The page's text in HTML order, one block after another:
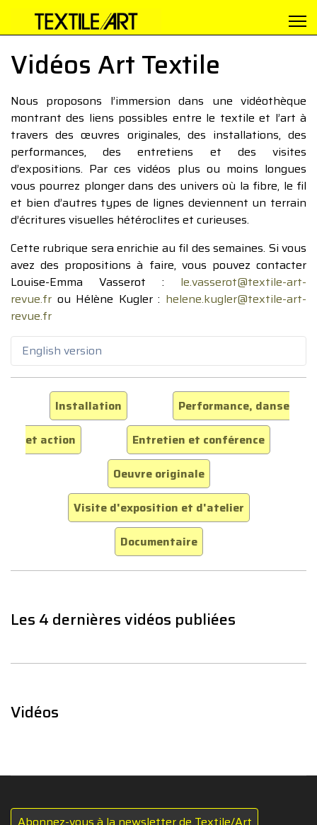
Vidéos Art Textile
Nous proposons l’immersion dans une vidéothèque
montrant des liens possibles entre le textile et l’art à
travers des œuvres originales, des installations, des
performances, des entretiens et des visites
d’expositions. Par ces vidéos plus ou moins longues
vous pourrez plonger dans des univers où la fibre, le fil
et bien d’autres types de lignes deviennent un terrain
d’écritures visuelles hétéroclites et curieuses.
Cette rubrique sera enrichie au fil des semaines. Si vous
avez des propositions à faire, vous pouvez contacter
Louise-Emma Vasserot : le.vasserot@textile-art-
revue.fr ou Hélène Kugler : helene.kugler@textile-art-
revue.fr
English version
Installation
Performance, danse
et action
Entretien et conférence
Oeuvre originale
Visite d'exposition et d'atelier
Documentaire
Les 4 dernières vidéos publiées
Vidéos